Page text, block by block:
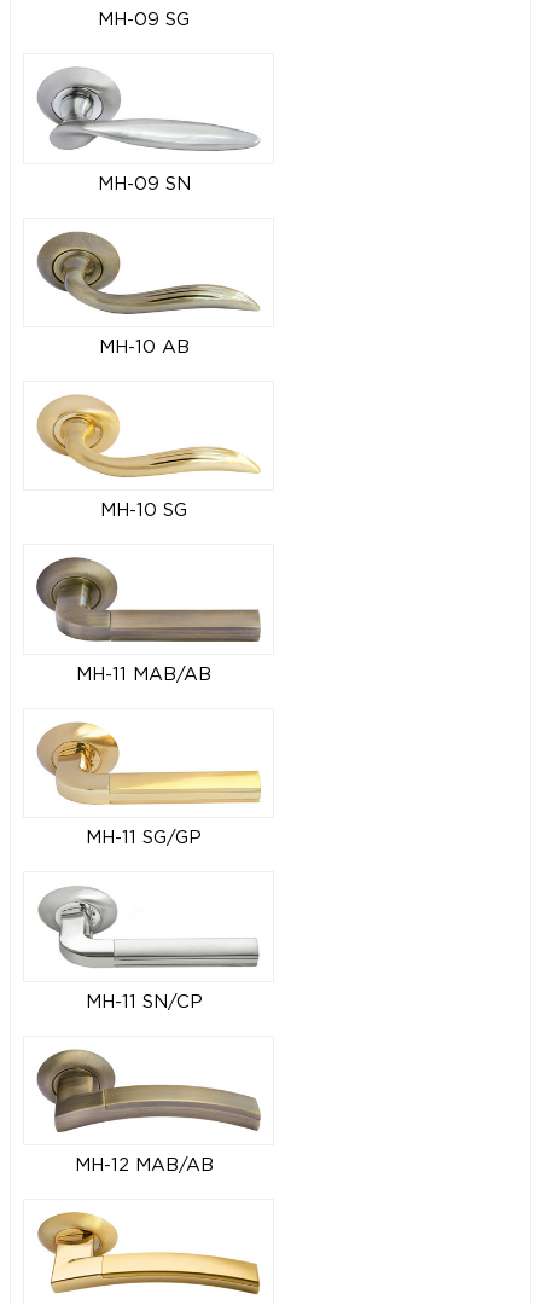
MH-09 SG
MH-09 SN
MH-10 AB
MH-10 SG
MH-11 MAB/AB
MH-11 SG/GP
MH-11 SN/CP
MH-12 MAB/AB